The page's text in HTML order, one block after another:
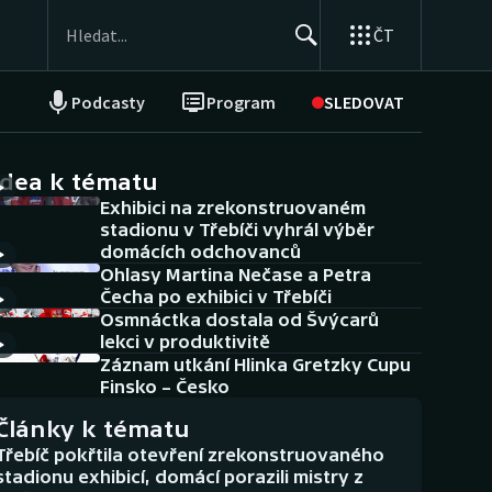
ČT
Podcasty Program SLEDOVAT
NEPŘEHLÉDNĚTE
Historické návraty
Aplikace ČT sport
AZ kvíz
k tématu
Exhibici na zrekonstruovaném
stadionu v Třebíči vyhrál výběr
domácích odchovanců
Ohlasy Martina Nečase a Petra
Čecha po exhibici v Třebíči
Osmnáctka dostala od Švýcarů
lekci v produktivitě
Záznam utkání Hlinka Gretzky Cupu
Finsko – Česko
k tématu
pokřtila otevření zrekonstruovaného
exhibicí, domácí porazili mistry z